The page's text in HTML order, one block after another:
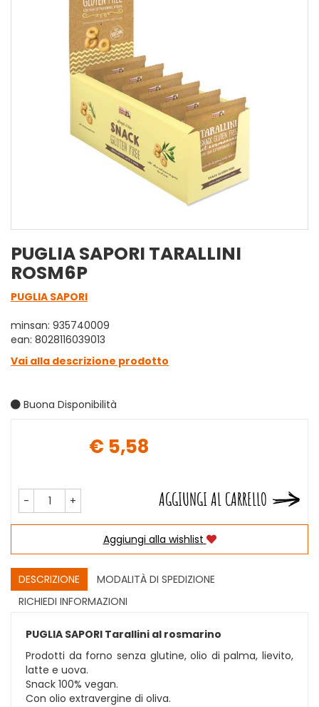
PUGLIA SAPORI TARALLINI
ROSM6P
PUGLIA SAPORI
minsan: 935740009
ean: 8028116039013
Vai alla descrizione prodotto
Buona Disponibilità
€ 5,58
- + AGGIUNGI AL CARRELLO
Aggiungi alla wishlist
DESCRIZIONE
MODALITÀ DI SPEDIZIONE
RICHIEDI INFORMAZIONI
PUGLIA SAPORI Tarallini al rosmarino
Prodotti da forno senza glutine, olio di palma, lievito,
latte e uova.
Snack 100% vegan.
Con olio extravergine di oliva.